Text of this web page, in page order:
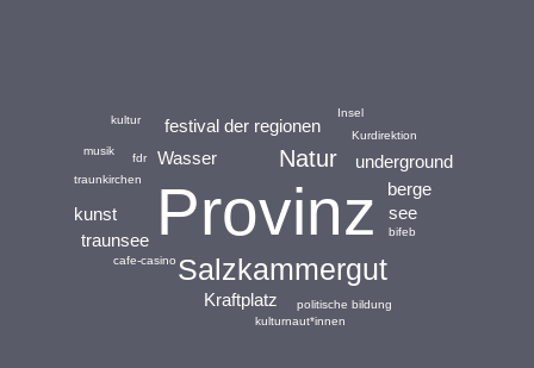
Provinz
Salzkammergut
Natur
Wasser
Kraftplatz
festival der regionen
see
traunsee
berge
underground
kunst
traunkirchen
cafe-casino
Kurdirektion
bifeb
fdr
politische bildung
kulturnaut*innen
Insel
musik
kultur